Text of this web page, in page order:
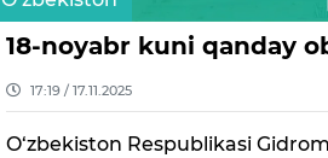
18-noyabr kuni qanday
17:19 / 17.11.2025
O‘zbekiston Respublikasi